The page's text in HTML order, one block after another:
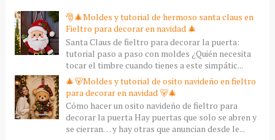
🎅🎄Moldes y tutorial de hermoso santa claus en
Fieltro para decorar en navidad 🎄
Santa Claus de fieltro para decorar la puerta:
tutorial paso a paso con moldes ¿Quién necesita
tocar el timbre cuando tienes a este simpátic...
🎄🐻Moldes y tutorial de osito navideño en fieltro
para decorar en navidad 🐻🎄
Cómo hacer un osito navideño de fieltro para
decorar la puerta Hay puertas que solo se abren y
se cierran… y hay otras que anuncian desde le...